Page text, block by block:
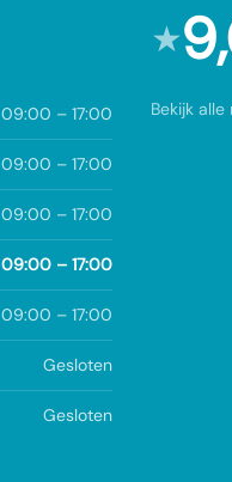
09:00 – 17:00
09:00 – 17:00
09:00 – 17:00
09:00 – 17:00
09:00 – 17:00
Gesloten
Gesloten
★
Bekijk alle